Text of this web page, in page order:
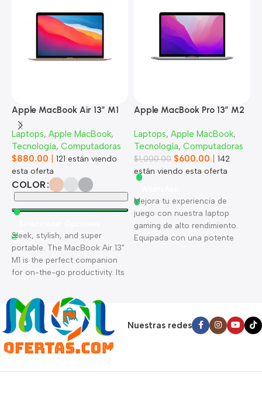
Apple MacBook Air 13” M1
Laptops, Apple MacBook,
Tecnología, Computadoras
$880.00 121 están viendo
esta oferta
COLOR
Sleek, stylish, and super
portable. The MacBook Air 13"
M1 is the perfect companion
for on-the-go productivity. Its
performance, while its slim
design makes it easy to carry
anywhere.
Apple MacBook Pro 13” M2
Laptops, Apple MacBook,
Tecnología, Computadoras
$1,000.00 $600.00
142
están viendo esta oferta
Mejora tu experiencia de
juego con nuestra laptop
gaming de alto rendimiento.
Equipada con una potente
Nuestras redes